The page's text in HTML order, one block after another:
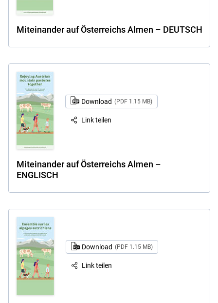
Miteinander auf Österreichs Almen – DEUTSCH
Download (PDF 1.15 MB)
Link teilen
Miteinander auf Österreichs Almen –
ENGLISCH
Download (PDF 1.15 MB)
Link teilen